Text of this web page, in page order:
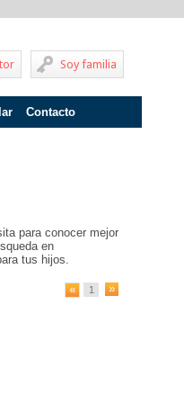
Soy familia
Contacto
para conocer mejor
en
tus hijos.
1